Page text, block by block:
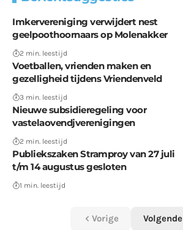
Imkervereniging verwijdert nest
geelpoothoornaars op Molenakker
2 min. leestijd
Voetballen, vrienden maken en
gezelligheid tijdens Vriendenveld
3 min. leestijd
Nieuwe subsidieregeling voor
vastelaovendjverenigingen
2 min. leestijd
Publiekszaken Stramproy van 27 juli
t/m 14 augustus gesloten
1 min. leestijd
Vorige Volgende